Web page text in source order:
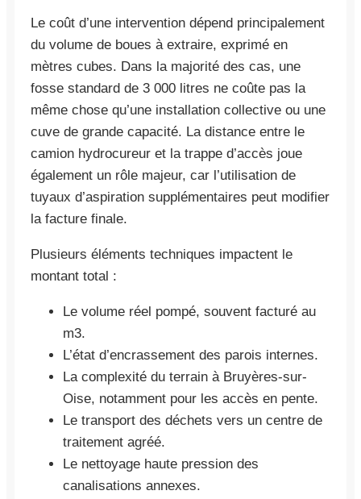
Le coût d’une intervention dépend principalement
du volume de boues à extraire, exprimé en
mètres cubes. Dans la majorité des cas, une
fosse standard de 3 000 litres ne coûte pas la
même chose qu’une installation collective ou une
cuve de grande capacité. La distance entre le
camion hydrocureur et la trappe d’accès joue
également un rôle majeur, car l’utilisation de
tuyaux d’aspiration supplémentaires peut modifier
la facture finale.
Plusieurs éléments techniques impactent le
montant total :
Le volume réel pompé, souvent facturé au
m3.
L’état d’encrassement des parois internes.
La complexité du terrain à Bruyères-sur-
Oise, notamment pour les accès en pente.
Le transport des déchets vers un centre de
traitement agréé.
Le nettoyage haute pression des
canalisations annexes.